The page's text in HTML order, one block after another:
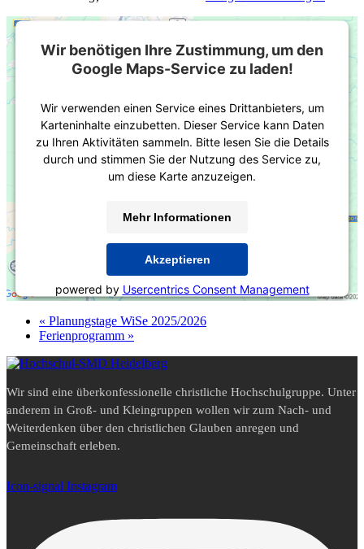
Wir benötigen Ihre Zustimmung, um den
Google Maps-Service zu laden!
Wir verwenden einen Service eines Drittanbieters, um
Karteninhalte einzubetten. Dieser Service kann Daten
zu Ihren Aktivitäten sammeln. Bitte lesen Sie die Details
durch und stimmen Sie der Nutzung des Service zu,
um diese Karte anzuzeigen.
Mehr Informationen
Akzeptieren
powered by Usercentrics Consent Management
« Planungstage WiSe 2025/2026
Ferienprogramm »
Wir sind eine überkonfessionelle christliche Hochschulgruppe. Unter
anderem in Groß- und Kleingruppen wollen wir zum Nach- und
Weiterdenken über den christlichen Glauben anregen und
Gemeinschaft erleben.
Icon-signal Instagram